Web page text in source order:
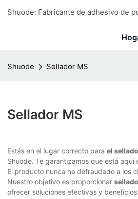
Shuode: Fabricante de adhesivo de
Shuode Sellador MS
Sellador MS
Estás en el lugar correcto para el
Shuode. Te garantizamos que está aquí
El producto nunca ha defraudado a los
Nuestro objetivo es proporcionar
ofrecer soluciones efectivas y